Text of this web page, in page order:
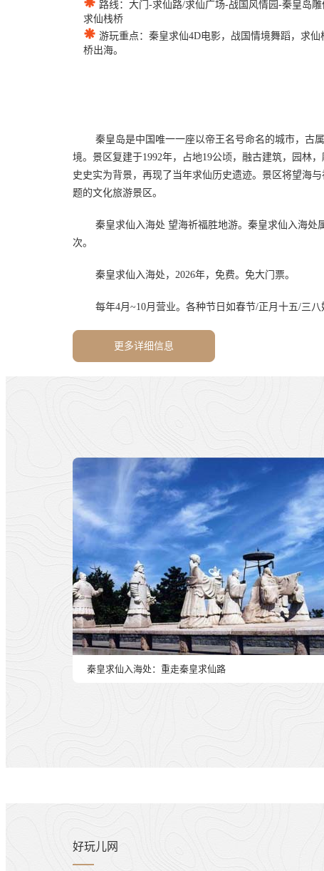
路线：大门-求仙路/求仙广场-战国风情园-秦皇岛雕
求仙栈桥
游玩重点：秦皇求仙4D电影，战国情境舞蹈，求仙
桥出海。
秦皇岛是中国唯一一座以帝王名号命名的城市，古属
境。景区复建于1992年，占地19公顷，融古建筑，园林
史史实为背景，再现了当年求仙历史遗迹。景区将望海
题的文化旅游景区。
秦皇求仙入海处 望海祈福胜地游。秦皇求仙入海处属
次。
秦皇求仙入海处，2026年，免费。免大门票。
每年4月~10月营业。各种节日如春节/正月十五/三八
更多详细信息
秦皇求仙入海处：重走秦皇求仙路
好玩儿网